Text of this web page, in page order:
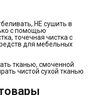
НЕ сушить в
с помощью
точечная чистка с
для мебельных
тканью, смоченной
чистой сухой тканью